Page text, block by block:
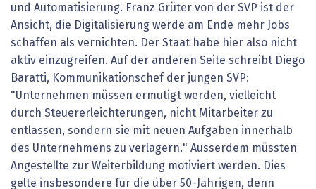
und Automatisierung. Franz Grüter von der SVP ist der
Ansicht, die Digitalisierung werde am Ende mehr Jobs
schaffen als vernichten. Der Staat habe hier also nicht
aktiv einzugreifen. Auf der anderen Seite schreibt Diego
Baratti, Kommunikationschef der jungen SVP:
"Unternehmen müssen ermutigt werden, vielleicht
durch Steuererleichterungen, nicht Mitarbeiter zu
entlassen, sondern sie mit neuen Aufgaben innerhalb
des Unternehmens zu verlagern." Ausserdem müssten
Angestellte zur Weiterbildung motiviert werden. Dies
gelte insbesondere für die über 50-Jährigen, denn